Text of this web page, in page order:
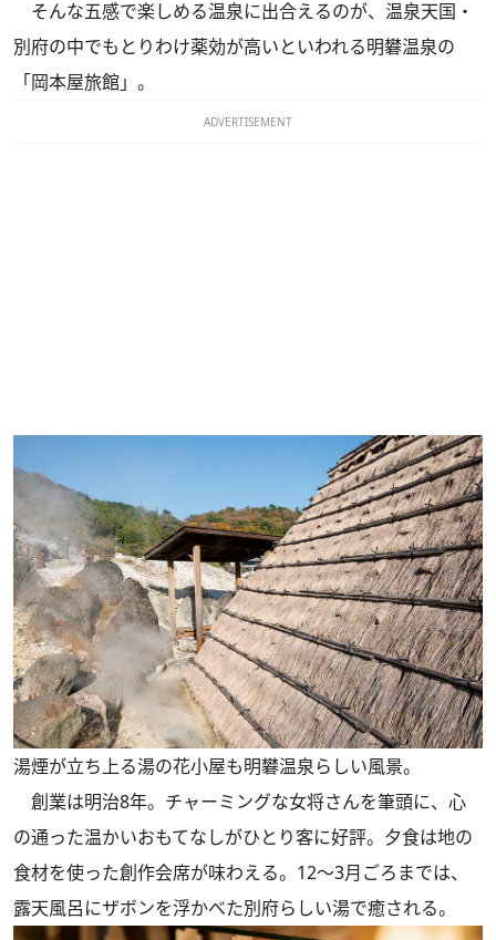
そんな五感で楽しめる温泉に出合えるのが、温泉天国・
別府の中でもとりわけ薬効が高いといわれる明礬温泉の
「岡本屋旅館」。
ADVERTISEMENT
湯煙が立ち上る湯の花小屋も明礬温泉らしい風景。
創業は明治8年。チャーミングな女将さんを筆頭に、心
の通った温かいおもてなしがひとり客に好評。夕食は地の
食材を使った創作会席が味わえる。12～3月ごろまでは、
露天風呂にザボンを浮かべた別府らしい湯で癒される。